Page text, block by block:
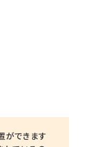
ができます